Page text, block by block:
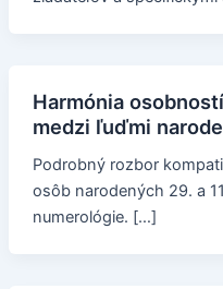
Harmónia
medzi ľuďmi
Podrobný rozbor
osôb narodených 29. a
numerológie. […]